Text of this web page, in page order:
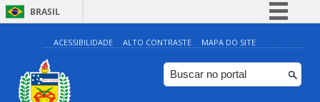
BRASIL
Simplifique!
Comunica BR
Participe
ACESSIBILIDADE ALTO CONTRASTE MAPA DO SITE